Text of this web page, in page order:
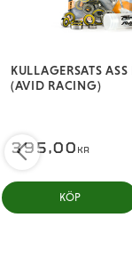
KULLAGERSATS ASS
(AVID RACING)
395,00 KR
KÖP